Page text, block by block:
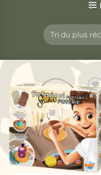
Ajouter
à la
liste
d’envies